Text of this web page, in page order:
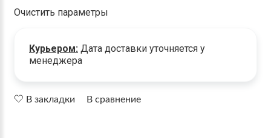
Очистить параметры
Курьером: Дата доставки уточняется у
менеджера
В закладки В сравнение